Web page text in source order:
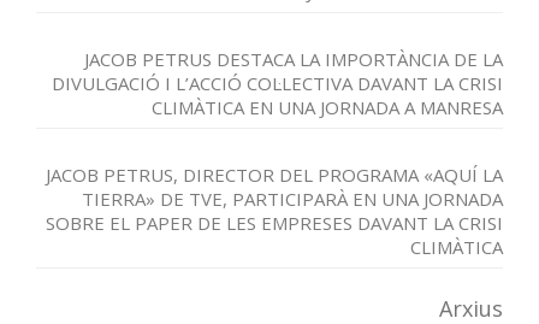
JACOB PETRUS DESTACA LA IMPORTÀNCIA DE LA
DIVULGACIÓ I L’ACCIÓ COL·LECTIVA DAVANT LA CRISI
CLIMÀTICA EN UNA JORNADA A MANRESA
JACOB PETRUS, DIRECTOR DEL PROGRAMA «AQUÍ LA
TIERRA» DE TVE, PARTICIPARÀ EN UNA JORNADA
SOBRE EL PAPER DE LES EMPRESES DAVANT LA CRISI
CLIMÀTICA
Arxius